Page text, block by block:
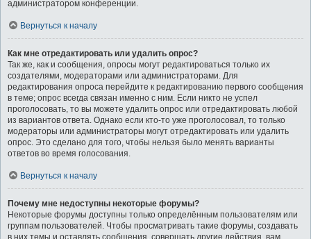
администратором конференции.
Вернуться к началу
Как мне отредактировать или удалить опрос?
Так же, как и сообщения, опросы могут редактироваться только их
создателями, модераторами или администраторами. Для
редактирования опроса перейдите к редактированию первого сообщения
в теме; опрос всегда связан именно с ним. Если никто не успел
проголосовать, то вы можете удалить опрос или отредактировать любой
из вариантов ответа. Однако если кто-то уже проголосовал, то только
модераторы или администраторы могут отредактировать или удалить
опрос. Это сделано для того, чтобы нельзя было менять варианты
ответов во время голосования.
Вернуться к началу
Почему мне недоступны некоторые форумы?
Некоторые форумы доступны только определённым пользователям или
группам пользователей. Чтобы просматривать такие форумы, создавать
в них темы и оставлять сообщения, совершать другие действия, вам